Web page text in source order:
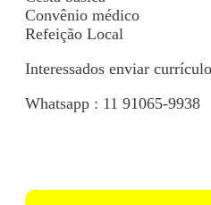
Convênio médico
Refeição Local
Interessados enviar
Whatsapp : 11 91065-9938